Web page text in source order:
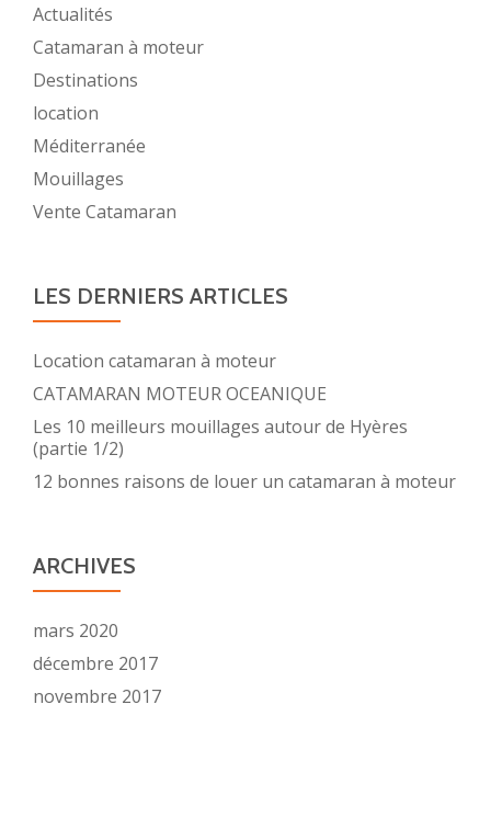
Actualités
Catamaran à moteur
Destinations
location
Méditerranée
Mouillages
Vente Catamaran
LES DERNIERS ARTICLES
Location catamaran à moteur
CATAMARAN MOTEUR OCEANIQUE
Les 10 meilleurs mouillages autour de Hyères
(partie 1/2)
12 bonnes raisons de louer un catamaran à moteur
ARCHIVES
mars 2020
décembre 2017
novembre 2017